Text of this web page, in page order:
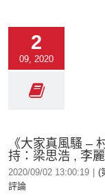
2
09, 2020
《大家真風騷 –
持：梁思浩 , 李
2020/09/02 13:00:19 (
評論